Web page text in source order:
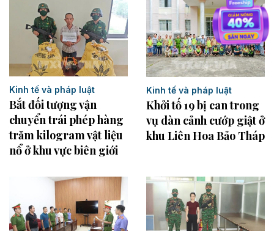
Kinh tế và pháp luật
Bắt đối tượng vận
chuyển trái phép hàng
trăm kilogram vật liệu
nổ ở khu vực biên giới
Kinh tế và pháp luật
Khởi tố 19 bị can trong
vụ dàn cảnh cướp giật ở
khu Liên Hoa Bảo Tháp